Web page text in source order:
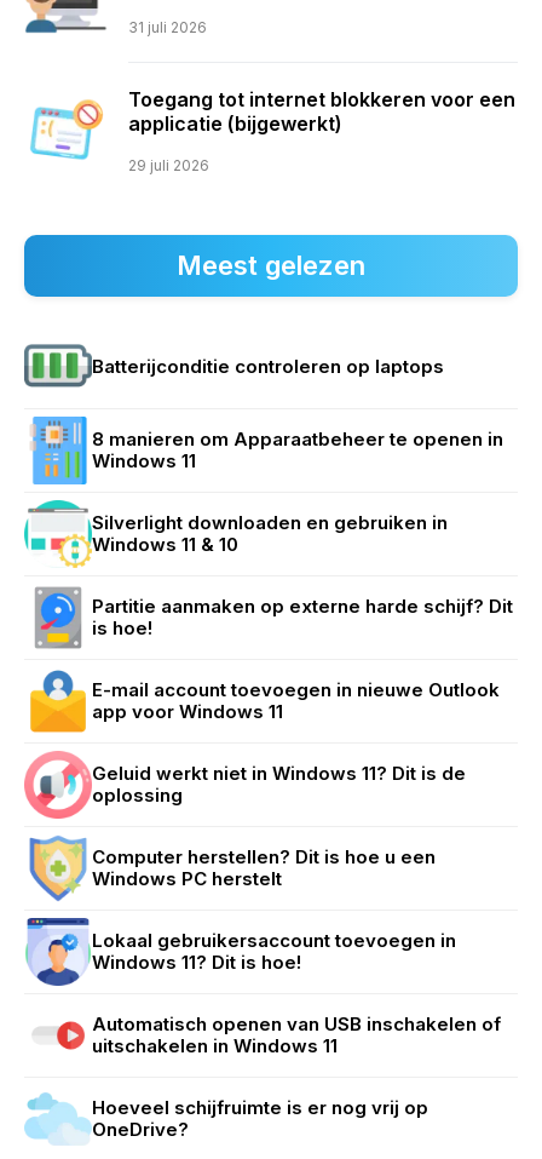
31 juli 2026
Toegang tot internet blokkeren voor een
applicatie (bijgewerkt)
29 juli 2026
Meest gelezen
Batterijconditie controleren op laptops
8 manieren om Apparaatbeheer te openen in
Windows 11
Silverlight downloaden en gebruiken in
Windows 11 & 10
Partitie aanmaken op externe harde schijf? Dit
is hoe!
E-mail account toevoegen in nieuwe Outlook
app voor Windows 11
Geluid werkt niet in Windows 11? Dit is de
oplossing
Computer herstellen? Dit is hoe u een
Windows PC herstelt
Lokaal gebruikersaccount toevoegen in
Windows 11? Dit is hoe!
Automatisch openen van USB inschakelen of
uitschakelen in Windows 11
Hoeveel schijfruimte is er nog vrij op
OneDrive?